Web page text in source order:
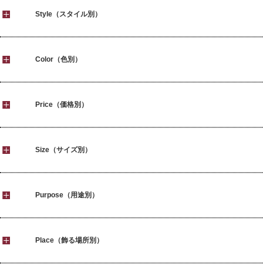
Style（スタイル別）
Color（色別）
Price（価格別）
Size（サイズ別）
Purpose（用途別）
Place（飾る場所別）